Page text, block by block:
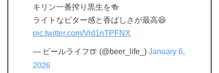
キリン一番搾り黒生を🍻
ライトなビター感と香ばしさが最高😆
pic.twitter.com/Vrd1nTPFNX
— ビールライフ🍺 (@beer_life_) January 6,
2026